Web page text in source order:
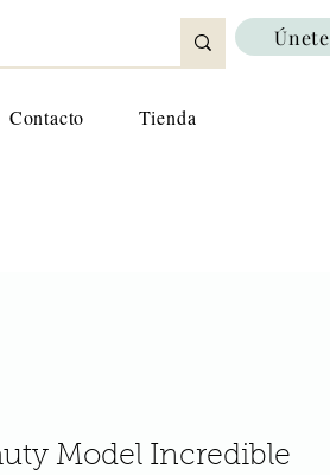
Únete
Contacto Tienda
Model Incredible